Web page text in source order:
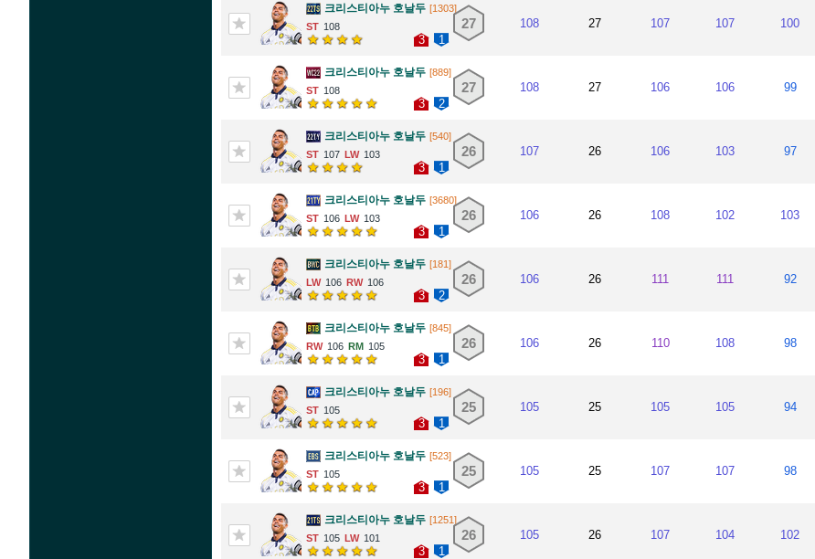
크리스티아누 호날두 [1303]
108
3 1
27 108 27 107 107 100
크리스티아누 호날두 [889]
108
3 2
27 108 27 106 106 99
크리스티아누 호날두 [540]
107
103
3 1
26 107 26 106 103 97
크리스티아누 호날두 [3680]
106
103
3 1
26 106 26 108 102 103
크리스티아누 호날두 [181]
106
106
3 2
26 106 26 111 111 92
크리스티아누 호날두 [845]
106
105
3 1
26 106 26 110 108 98
크리스티아누 호날두 [196]
105
3 1
25 105 25 105 105 94
크리스티아누 호날두 [523]
105
3 1
25 105 25 107 107 98
크리스티아누 호날두 [1251]
105
101
3 1
26 105 26 107 104 102